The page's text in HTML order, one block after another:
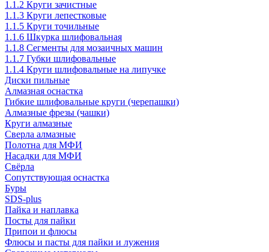
1.1.2 Круги зачистные
1.1.3 Круги лепестковые
1.1.5 Круги точильные
1.1.6 Шкурка шлифовальная
1.1.8 Сегменты для мозаичных машин
1.1.7 Губки шлифовальные
1.1.4 Круги шлифовальные на липучке
Диски пильные
Алмазная оснастка
Гибкие шлифовальные круги (черепашки)
Алмазные фрезы (чашки)
Круги алмазные
Сверла алмазные
Полотна для МФИ
Насадки для МФИ
Свёрла
Сопутствующая оснастка
Буры
SDS-plus
Пайка и наплавка
Посты для пайки
Припои и флюсы
Флюсы и пасты для пайки и лужения